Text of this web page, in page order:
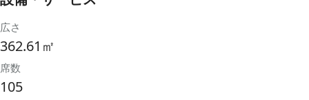
広さ
362.61㎡
席数
105